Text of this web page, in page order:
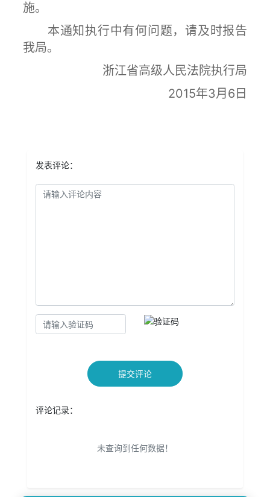
施。
本通知执行中有何问题，请及时报告
我局。
浙江省高级人民法院执行局
2015年3月6日
发表评论：
提交评论
评论记录：
未查询到任何数据！